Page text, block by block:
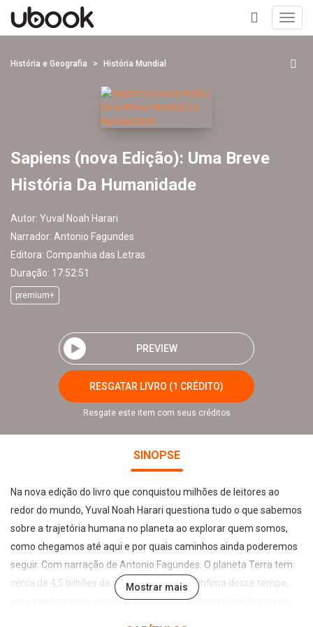
+
História e Geografia História Mundial
Sapiens (nova Edição): Uma Breve
História Da Humanidade
Autor: Yuval Noah Harari
Narrador: Antonio Fagundes
Editora: Companhia das Letras
Duração: 17:52:51
premium+
PREVIEW
RESGATAR LIVRO (1 CRÉDITO)
Resgate este item com seus créditos
SINOPSE
Na nova edição do livro que conquistou milhões de leitores ao
redor do mundo, Yuval Noah Harari questiona tudo o que sabemos
sobre a trajetória humana no planeta ao explorar quem somos,
como chegamos até aqui e por quais caminhos ainda poderemos
seguir. Com narração de Antonio Fagundes. O planeta Terra tem
cerca de 4,5 bilhões de anos. Numa fração ínfima desse tempo,
uma espécie entre incontáveis outras o dominou: nós, humanos.
Mostrar mais